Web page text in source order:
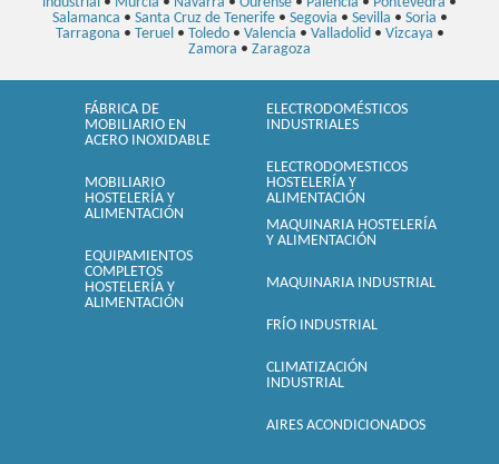
Salamanca • Santa Cruz de Tenerife• Segovia • Sevilla • Soria •
Tarragona • Teruel • Toledo• Valencia • Valladolid • Vizcaya •
Zamora • Zaragoza
FÁBRICA DE
MOBILIARIO EN
ACERO INOXIDABLE
MOBILIARIO
HOSTELERÍA Y
ALIMENTACIÓN
EQUIPAMIENTOS
COMPLETOS
HOSTELERÍA Y
ALIMENTACIÓN
ELECTRODOMÉSTICOS
INDUSTRIALES
ELECTRODOMESTICOS
HOSTELERÍA Y
ALIMENTACIÓN
MAQUINARIA HOSTELERÍA
Y ALIMENTACIÓN
MAQUINARIA INDUSTRIAL
FRÍO INDUSTRIAL
CLIMATIZACIÓN
INDUSTRIAL
AIRES ACONDICIONADOS